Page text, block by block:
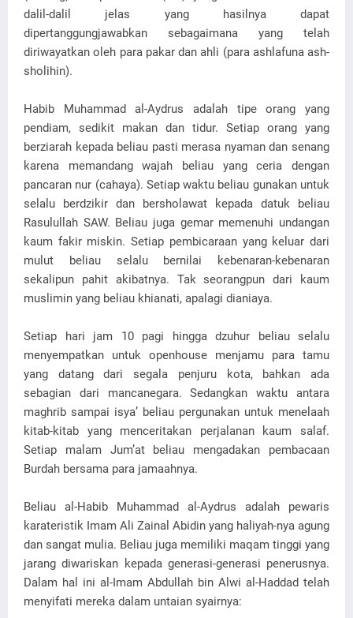
dalil-dalil jelas yang hasilnya dapat
dipertanggungjawabkan sebagaimana yang telah
diriwayatkan oleh para pakar dan ahli (para ashlafuna ash-
sholihin).
Habib Muhammad al-Aydrus adalah tipe orang yang
pendiam, sedikit makan dan tidur. Setiap orang yang
berziarah kepada beliau pasti merasa nyaman dan senang
karena memandang wajah beliau yang ceria dengan
pancaran nur (cahaya). Setiap waktu beliau gunakan untuk
selalu berdzikir dan bersholawat kepada datuk beliau
Rasulullah SAW. Beliau juga gemar memenuhi undangan
kaum fakir miskin. Setiap pembicaraan yang keluar dari
mulut beliau selalu bernilai kebenaran-kebenaran
sekalipun pahit akibatnya. Tak seorangpun dari kaum
muslimin yang beliau khianati, apalagi dianiaya.
Setiap hari jam 10 pagi hingga dzuhur beliau selalu
menyempatkan untuk openhouse menjamu para tamu
yang datang dari segala penjuru kota, bahkan ada
sebagian dari mancanegara. Sedangkan waktu antara
maghrib sampai isya’ beliau pergunakan untuk menelaah
kitab-kitab yang menceritakan perjalanan kaum salaf.
Setiap malam Jum’at beliau mengadakan pembacaan
Burdah bersama para jamaahnya.
Beliau al-Habib Muhammad al-Aydrus adalah pewaris
karateristik Imam Ali Zainal Abidin yang haliyah-nya agung
dan sangat mulia. Beliau juga memiliki maqam tinggi yang
jarang diwariskan kepada generasi-generasi penerusnya.
Dalam hal ini al-Imam Abdullah bin Alwi al-Haddad telah
menyifati mereka dalam untaian syairnya: